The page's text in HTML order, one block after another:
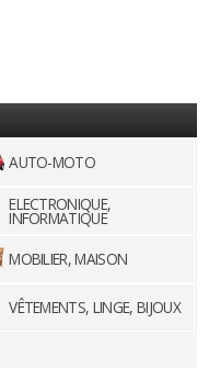
AUTO-MOTO
ELECTRONIQUE,
INFORMATIQUE
MOBILIER, MAISON
VÊTEMENTS, LINGE, BIJOUX